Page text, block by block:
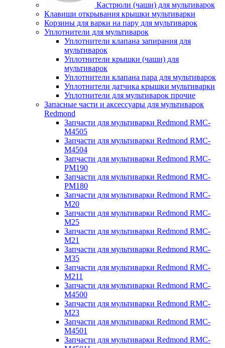
Кастрюли (чаши) для мультиварок
Клавиши открывания крышки мультиварки
Корзины для варки на пару для мультиварок
Уплотнители для мультиварок
Уплотнители клапана запирания для
мультиварок
Уплотнители крышки (чаши) для
мультиварок
Уплотнители клапана пара для мультиварок
Уплотнители датчика крышки мультиварки
Уплотнители для мультиварок прочие
Запасные части и аксессуары для мультиварок
Redmond
Запчасти для мультиварки Redmond RMC-
M4505
Запчасти для мультиварки Redmond RMC-
M4504
Запчасти для мультиварки Redmond RMC-
PM190
Запчасти для мультиварки Redmond RMC-
PM180
Запчасти для мультиварки Redmond RMC-
M20
Запчасти для мультиварки Redmond RMC-
M25
Запчасти для мультиварки Redmond RMC-
M21
Запчасти для мультиварки Redmond RMC-
M35
Запчасти для мультиварки Redmond RMC-
M211
Запчасти для мультиварки Redmond RMC-
M4500
Запчасти для мультиварки Redmond RMC-
M23
Запчасти для мультиварки Redmond RMC-
M4501
Запчасти для мультиварки Redmond RMC-